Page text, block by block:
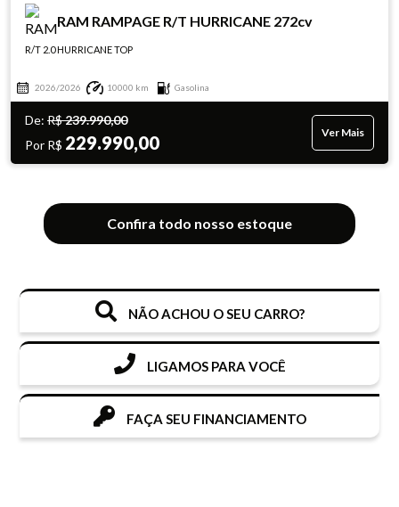
RAM RAMPAGE R/T HURRICANE 272cv
R/T 2.0 HURRICANE TOP
2026/2026 10000 km Gasolina
De: R$239.990,00
Por R$ 229.990,00 Ver Mais
Confira todo nosso estoque
NÃO ACHOU O SEU CARRO?
LIGAMOS PARA VOCÊ
FAÇA SEU FINANCIAMENTO